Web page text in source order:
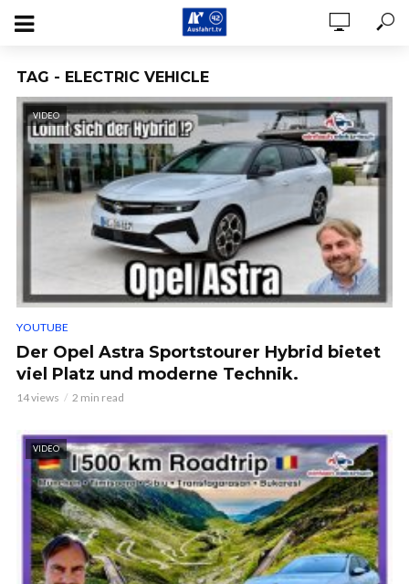
TAG - ELECTRIC VEHICLE
VIDEO
YOUTUBE
Der Opel Astra Sportstourer Hybrid bietet
viel Platz und moderne Technik.
14 views 2 min read
VIDEO